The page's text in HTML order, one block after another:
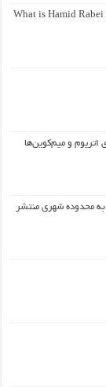
What is Hamid
محدوده شهری منتشر